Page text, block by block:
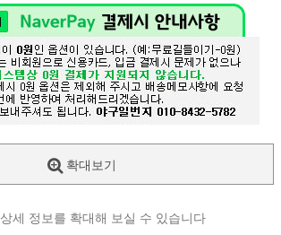
확대보기
상세 정보를 확대해 보실 수 있습니다